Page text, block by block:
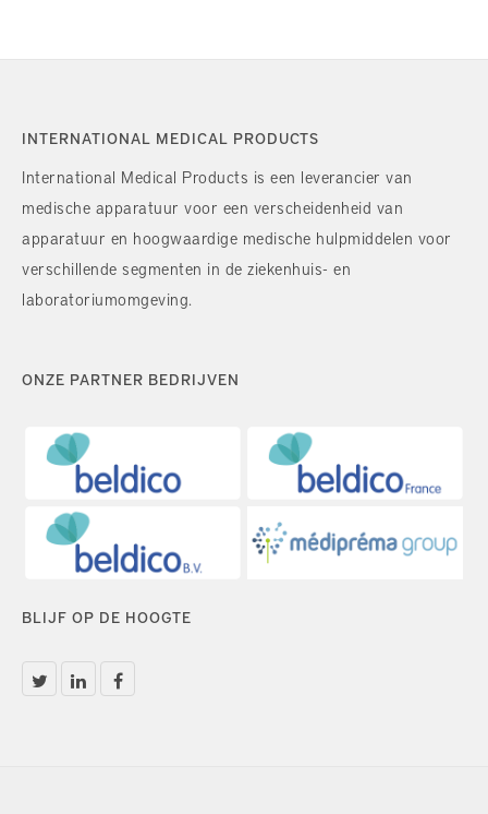
INTERNATIONAL MEDICAL PRODUCTS
International Medical Products is een leverancier van
medische apparatuur voor een verscheidenheid van
apparatuur en hoogwaardige medische hulpmiddelen voor
verschillende segmenten in de ziekenhuis- en
laboratoriumomgeving.
ONZE PARTNER BEDRIJVEN
BLIJF OP DE HOOGTE